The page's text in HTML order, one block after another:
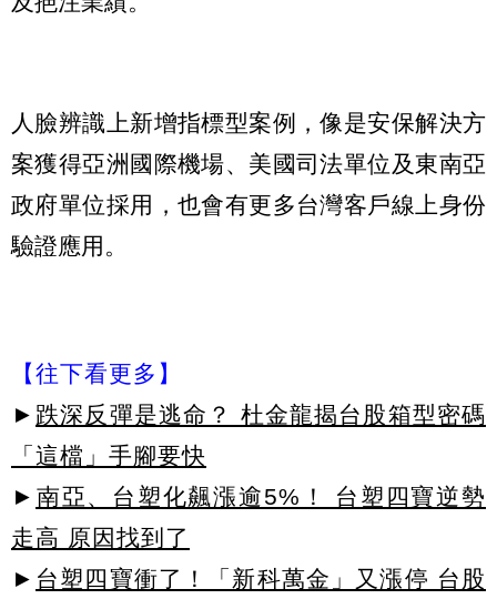
人臉辨識上新增指標型案例，像是安保解決方
案獲得亞洲國際機場、美國司法單位及東南亞
政府單位採用，也會有更多台灣客戶線上身份
驗證應用。
【往下看更多】
► 跌深反彈是逃命？ 杜金龍揭台股箱型密碼
「這檔」手腳要快
► 南亞、台塑化飆漲逾5%！ 台塑四寶逆勢
走高 原因找到了
► 台塑四寶衝了！「新科萬金」又漲停 台股